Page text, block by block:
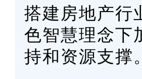
搭建房地产行
色智慧理念下
持和资源支撑。